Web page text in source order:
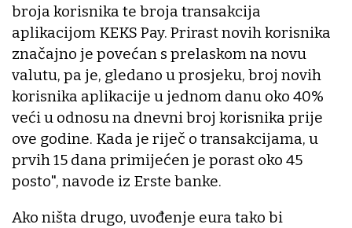
broja korisnika te broja transakcija
aplikacijom KEKS Pay. Prirast novih korisnika
značajno je povećan s prelaskom na novu
valutu, pa je, gledano u prosjeku, broj novih
korisnika aplikacije u jednom danu oko 40%
veći u odnosu na dnevni broj korisnika prije
ove godine. Kada je riječ o transakcijama, u
prvih 15 dana primijećen je porast oko 45
posto", navode iz Erste banke.
Ako ništa drugo, uvođenje eura tako bi